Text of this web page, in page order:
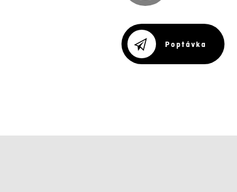
Poptávka